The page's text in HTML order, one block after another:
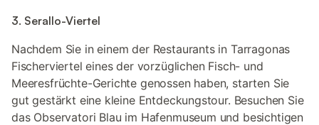
3. Serallo-Viertel
Nachdem Sie in einem der Restaurants in Tarragonas
Fischerviertel eines der vorzüglichen Fisch- und
Meeresfrüchte-Gerichte genossen haben, starten Sie
gut gestärkt eine kleine Entdeckungstour. Besuchen Sie
das Observatori Blau im Hafenmuseum und besichtigen